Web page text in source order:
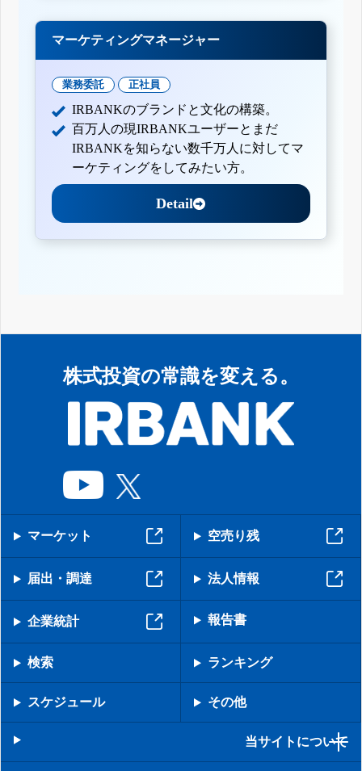
マーケティングマネージャー
業務委託 正社員
IRBANKのブランドと文化の構築。
百万人の現IRBANKユーザーとまだ
IRBANKを知らない数千万人に対してマ
ーケティングをしてみたい方。
Detail
株式投資の常識を変える。
マーケット 空売り残
届出・調達 法人情報
企業統計 報告書
検索 ランキング
スケジュール その他
当サイトについて